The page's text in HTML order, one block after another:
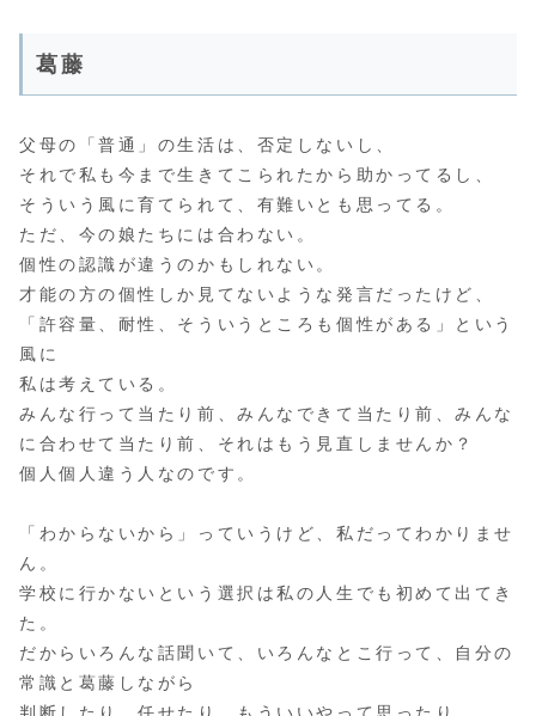
葛藤
父母の「普通」の生活は、否定しないし、
それで私も今まで生きてこられたから助かってるし、
そういう風に育てられて、有難いとも思ってる。
ただ、今の娘たちには合わない。
個性の認識が違うのかもしれない。
才能の方の個性しか見てないような発言だったけど、
「許容量、耐性、そういうところも個性がある」という
風に
私は考えている。
みんな行って当たり前、みんなできて当たり前、みんな
に合わせて当たり前、それはもう見直しませんか？
個人個人違う人なのです。
「わからないから」っていうけど、私だってわかりませ
ん。
学校に行かないという選択は私の人生でも初めて出てき
た。
だからいろんな話聞いて、いろんなとこ行って、自分の
常識と葛藤しながら